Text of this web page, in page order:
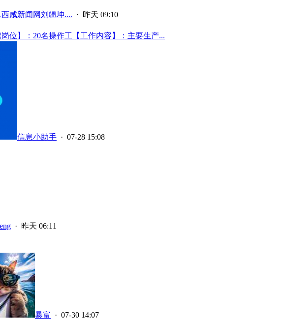
咸新闻网刘疆坤.... · 昨天 09:10
位】：20名操作工【工作内容】：主要生产...
信息小助手 · 07-28 15:08
· 昨天 06:11
暴富
· 07-30 14:07